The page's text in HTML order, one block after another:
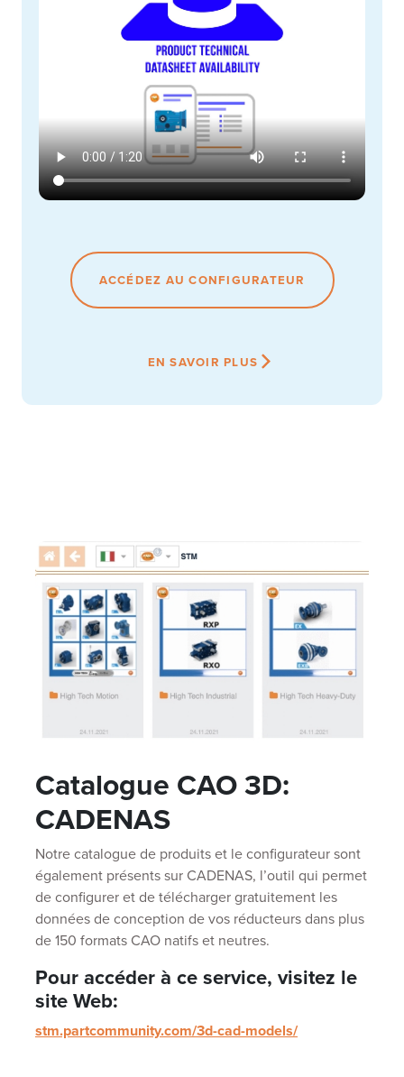
ACCÉDEZ AU CONFIGURATEUR
EN SAVOIR PLUS
Catalogue CAO 3D:
CADENAS
Notre catalogue de produits et le configurateur sont
également présents sur CADENAS, l’outil qui permet
de configurer et de télécharger gratuitement les
données de conception de vos réducteurs dans plus
de 150 formats CAO natifs et neutres.
Pour accéder à ce service, visitez le
site Web:
stm.partcommunity.com/3d-cad-models/